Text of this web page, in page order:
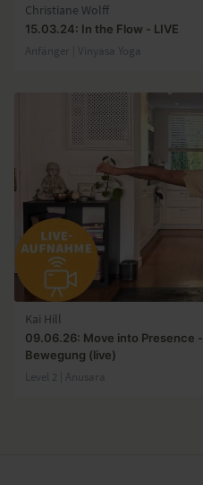
Christiane Wolff
15.03.24: In the Flow - LIVE
Anfänger | Vinyasa Yoga
Kai Hill
09.06.26: Move into Presence
Bewegung (live)
Level 2 | Anusara